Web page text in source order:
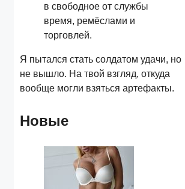
в свободное от службы
время, ремёслами и
торговлей.
Я пытался стать солдатом удачи, но
не вышло. На твой взгляд, откуда
вообще могли взяться артефакты.
Новые